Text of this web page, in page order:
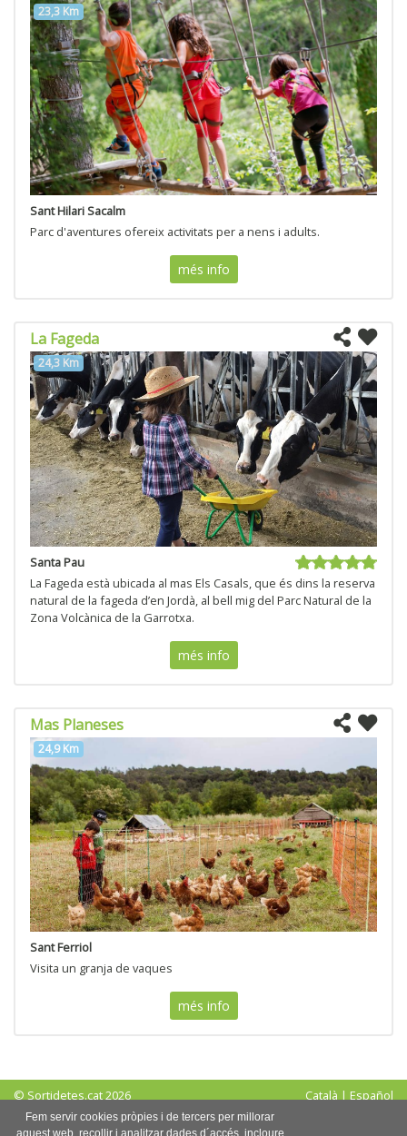
23,3 Km
Sant Hilari Sacalm
Parc d'aventures ofereix activitats per a nens i adults.
més info
La Fageda
24,3 Km
Santa Pau
La Fageda està ubicada al mas Els Casals, que és dins la reserva
natural de la fageda d’en Jordà, al bell mig del Parc Natural de la
Zona Volcànica de la Garrotxa.
més info
Mas Planeses
24,9 Km
Sant Ferriol
Visita un granja de vaques
més info
© Sortidetes.cat 2026 Català | Español
Avís legal|Política de privadesa|Política de cookies
Fem servir cookies pròpies i de tercers per millorar
aquest web, recollir i analitzar dades d´accés, incloure